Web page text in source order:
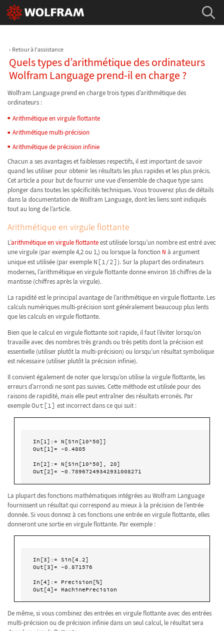
Retour à l'assistance
Quels types d’arithmétique des ordinateurs
Wolfram Language prend-il en charge ?
Wolfram Language prend en charge trois types d’arithmétique des
ordinateurs :
Arithmétique en virgule flottante
Arithmétique multi-précision
Arithmétique de précision infinie
Chacun a ses avantages et faiblesses respectifs, il est important de savoir
quand les utiliser pour obtenir les résultats les plus rapides et les plus précis.
Cet article a pour but de fournir une vue d’ensemble de chaque type sans
plonger dans toutes les spécificités techniques. Vous trouverez plus de détails
dans la documentation de Wolfram Language, dont les liens sont indiqués
tout au long de l’article.
Arithmétique en virgule flottante
L’arithmétique en virgule flottanteest utilisée lorsqu’un nombre est entré avec
une virgule (par exemple 4,2 ou 1,) ou lorsque la fonction N à argument
unique est utilisée (par exemple N[1/2]). Sur la plupart des ordinateurs
modernes, l’arithmétique en virgule flottante donne environ 16 chiffres de la
mantisse (chiffres après la virgule).
La rapidité est le principal avantage de l’arithmétique en virgule flottante. Les
calculs numériques multi-précision sont généralement beaucoup plus lents
que les calculs en virgule flottante.
Bien que le calcul en virgule flottante soit rapide, il faut l’éviter lorsqu’on
travaille avec des nombres très grands ou très petits dont la précision est
essentielle (utiliser plutôt la multi-précision) ou lorsqu’un résultat symbolique
est nécessaire (utiliser plutôt la précision infinie).
Il convient également de noter que lorsqu’on utilise la virgule flottante, les
erreurs d’arrondi ne sont pas suivies. Cette méthode est utilisée pour des
raisons de rapidité, mais elle peut entraîner des résultats erronés. Par
exempleOut[1] est incorrect dans ce qui suit :
In[1]:= N[Sin[10^50]]
Out[1]= -0.4805
In[2]:= N[Sin[10^50], 20]
Out[2]= -0.78967249342931008271
La plupart des fonctions mathématiques intégrées au Wolfram Language
fournissent un résultat qui correspond au mieux à la précision de l’entrée
donnée. Si vous donnez à ces fonctions une entrée en virgule flottante, elles
donneront une sortie en virgule flottante. Par exemple :
In[3]:= Sin[4.2]
Out[3]= -0.871576
In[4]:= Precision[%]
Out[4]= MachinePrecision
De même, si vous combinez des entrées en virgule flottante avec des entrées
multi-précision ou de précision infinie dans un seul calcul, le résultat sera